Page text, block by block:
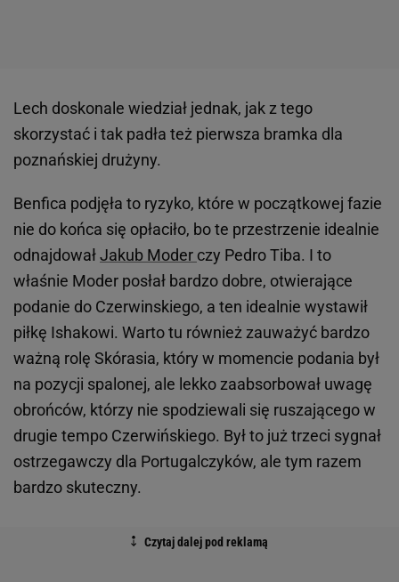
Lech doskonale wiedział jednak, jak z tego
skorzystać i tak padła też pierwsza bramka dla
poznańskiej drużyny.
Benfica podjęła to ryzyko, które w początkowej fazie
nie do końca się opłaciło, bo te przestrzenie idealnie
odnajdowałJakub Moder czy Pedro Tiba. I to
właśnie Moder posłał bardzo dobre, otwierające
podanie do Czerwinskiego, a ten idealnie wystawił
piłkę Ishakowi. Warto tu również zauważyć bardzo
ważną rolę Skórasia, który w momencie podania był
na pozycji spalonej, ale lekko zaabsorbował uwagę
obrońców, którzy nie spodziewali się ruszającego w
drugie tempo Czerwińskiego. Był to już trzeci sygnał
ostrzegawczy dla Portugalczyków, ale tym razem
bardzo skuteczny.